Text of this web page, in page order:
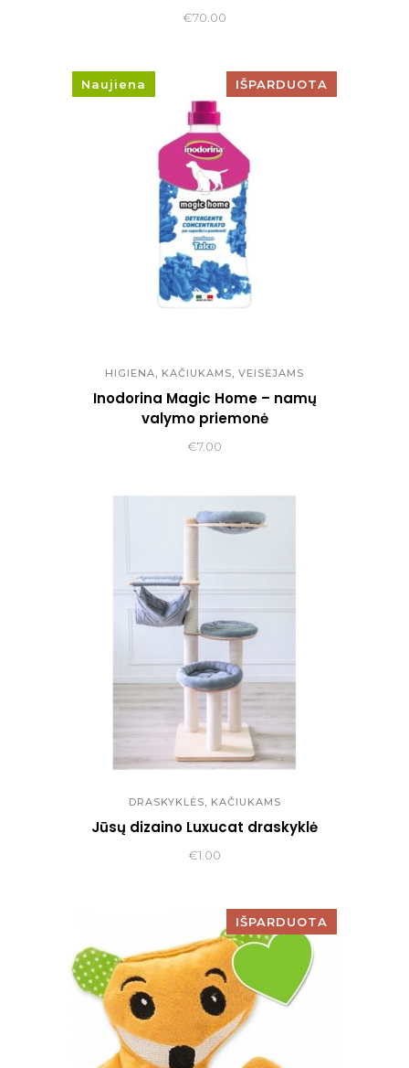
€70.00
IŠPARDUOTA
Naujiena
HIGIENA, KAČIUKAMS, VEISĖJAMS
Inodorina Magic Home – namų
valymo priemonė
€7.00
DRASKYKLĖS, KAČIUKAMS
Jūsų dizaino Luxucat draskyklė
€1.00
IŠPARDUOTA